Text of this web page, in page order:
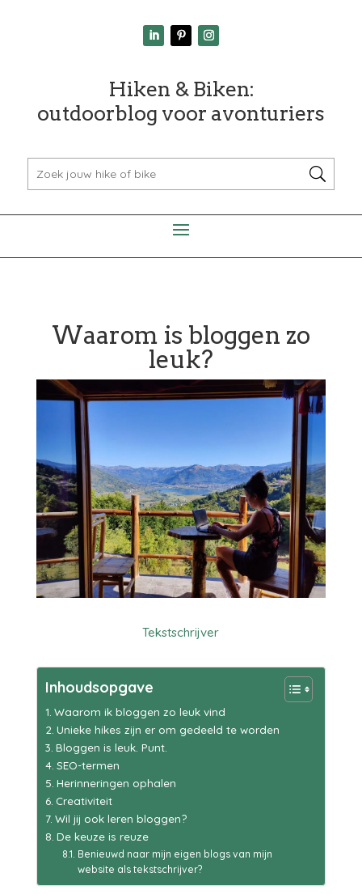
Hiken & Biken:
outdoorblog voor avonturiers
Waarom is bloggen zo
leuk?
Tekstschrijver
Inhoudsopgave
Waarom ik bloggen zo leuk vind
Unieke hikes zijn er om gedeeld te worden
Bloggen is leuk. Punt.
SEO-termen
Herinneringen ophalen
Creativiteit
Wil jij ook leren bloggen?
De keuze is reuze
Benieuwd naar mijn eigen blogs van mijn
website als tekstschrijver?